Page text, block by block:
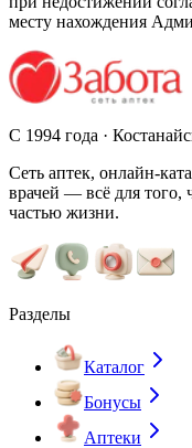
месту нахождения
С 1994 года ·
Сеть аптек, онлайн-
врачей — всё для того,
частью жизни.
Разделы
Каталог
Бонусы
Аптеки